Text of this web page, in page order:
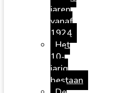
jaren
vanaf
1924
Het
10-
jarig
bestaan